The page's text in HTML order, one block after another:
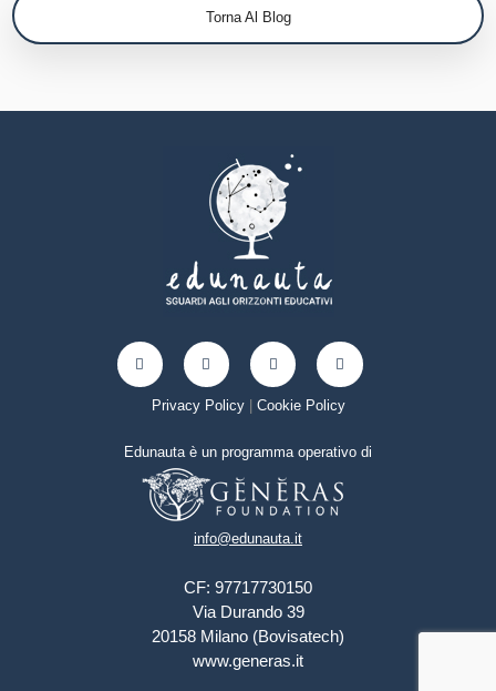
Torna Al Blog
Privacy Policy| Cookie Policy
Edunauta è un programma operativo di
info@edunauta.it
CF: 97717730150
Via Durando 39
20158 Milano (Bovisatech)
www.generas.it